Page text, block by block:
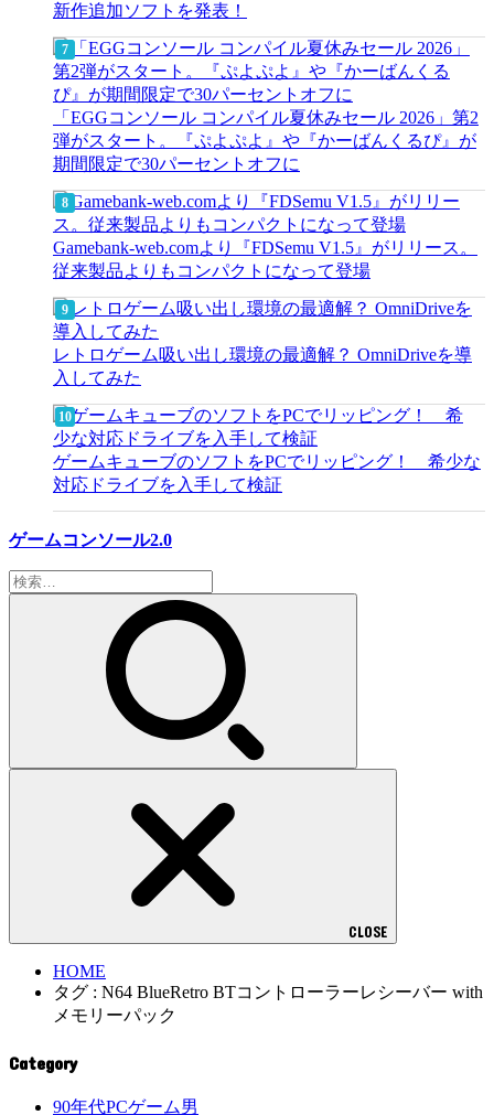
新作追加ソフトを発表！
「EGGコンソール コンパイル夏休みセール 2026」第2
弾がスタート。『ぷよぷよ』や『かーばんくるぴ』が
期間限定で30パーセントオフに
Gamebank-web.comより『FDSemu V1.5』がリリース。
従来製品よりもコンパクトになって登場
レトロゲーム吸い出し環境の最適解？ OmniDriveを導
入してみた
ゲームキューブのソフトをPCでリッピング！ 希少な
対応ドライブを入手して検証
ゲームコンソール2.0
検
索:
CLOSE
HOME
タグ : N64 BlueRetro BTコントローラーレシーバー with
メモリーパック
Category
90年代PCゲーム男